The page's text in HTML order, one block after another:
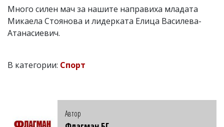
Много силен мач за нашите направиха младата
Микаела Стоянова и лидерката Елица Василева-
Атанасиевич.
В категории: Спорт
Автор